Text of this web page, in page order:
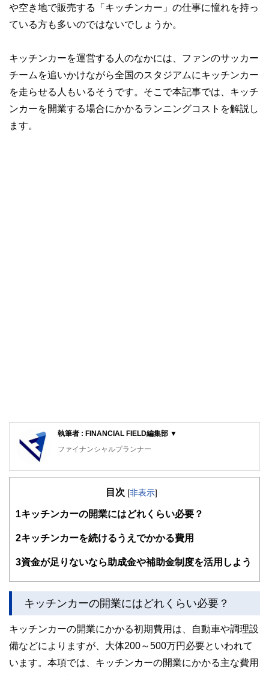
や空き地で販売する「キッチンカー」の仕事に憧れを持っ
ている方も多いのではないでしょうか。
キッチンカーを運営する人のなかには、ファンのサッカー
チームを追いかけながら全国のスタジアムにキッチンカー
を走らせる人もいるそうです。そこで本記事では、キッチ
ンカーを開業する場合にかかるランニングコストを解説し
ます。
執筆者 : FINANCIAL FIELD編集部 ▼
ファイナンシャルプランナー
FinancialField編集部は、金融、経済に関する記事を、日々
知識がない方でも理解できるようわかりやすく発信していま
得者を中心に「お金や暮らし」に関する書籍・雑誌の編集経
験者で構成され、企画立案から記事掲載まですべての工程に
関わることで、読者目線のコンテンツを追求しています。
ドバイザー、DCプランナー、公認会計士、社会保険労務
士、行政書士、投資アナリスト、キャリアコンサルタントな
かしく感じられる年金や税金、相続、保険、ローンなどの話
をわかりやすく発信している点です。
このように編集経験豊富なメンバーと金融や経済に精通した
目次 [非表示]
1 キッチンカーの開業にはどれくらい必要？
2キッチンカーを続けるうえでかかる費用
3資金が足りないなら助成金や補助金制度を活用しよう
キッチンカーの開業にはどれくらい必要？
キッチンカーの開業にかかる初期費用は、自動車や調理設
備などによりますが、大体200～500万円必要といわれて
います。本項では、キッチンカーの開業にかかる主な費用